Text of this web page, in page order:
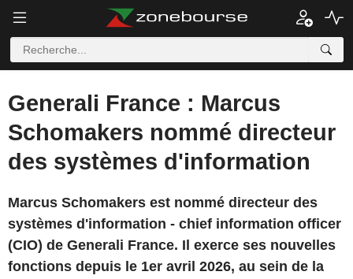
Generali France : Marcus
Schomakers nommé directeur
des systèmes d'information
Marcus Schomakers est nommé directeur des
systèmes d'information - chief information officer
(CIO) de Generali France. Il exerce ses nouvelles
fonctions depuis le 1er avril 2026, au sein de la